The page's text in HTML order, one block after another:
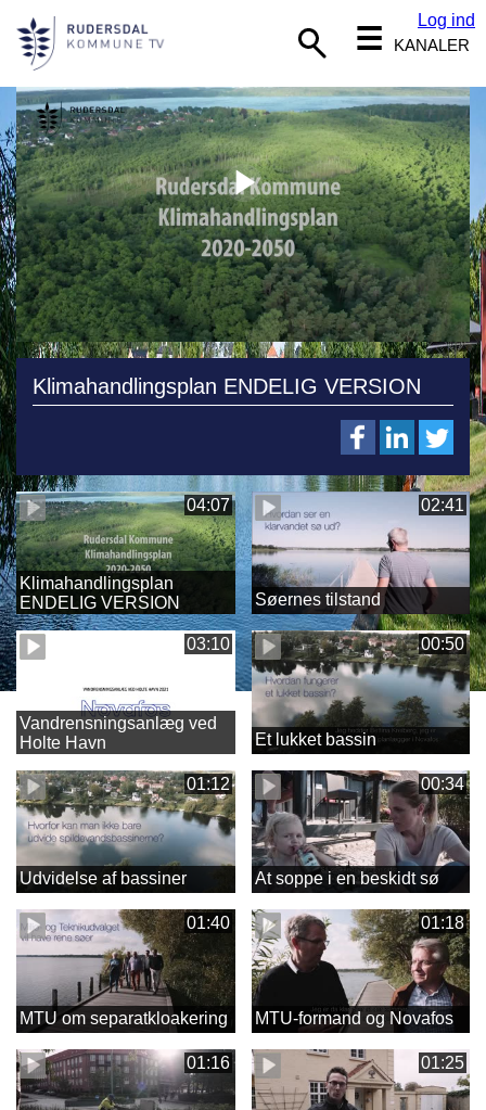
Log ind
☰ KANALER
Klimahandlingsplan ENDELIG VERSION
04:07
Klimahandlingsplan
ENDELIG VERSION
02:41
Søernes tilstand
03:10
Vandrensningsanlæg ved
Holte Havn
00:50
Et lukket bassin
01:12
Udvidelse af bassiner
00:34
At soppe i en beskidt sø
01:40
MTU om separatkloakering
01:18
MTU-formand og Novafos
01:16 01:25